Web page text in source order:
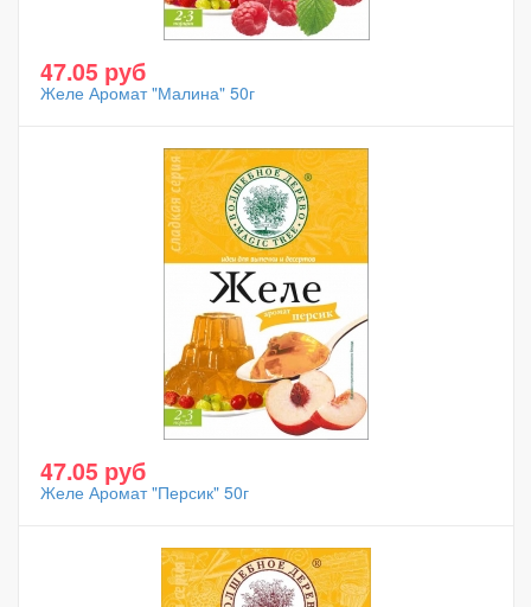
47.05 руб
Желе Аромат "Малина" 50г
47.05 руб
Желе Аромат "Персик" 50г